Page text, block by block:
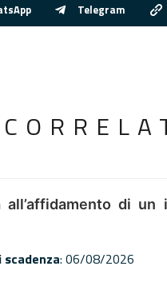
Telegram
di un
scadenza: 06/08/2026